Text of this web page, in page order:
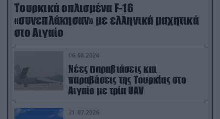
Τουρκικά οπλισμένα F-16
«συνεπλάκησαν» με ελληνικά μαχητικά
στο Αιγαίο
06.08.2026
Νέες παραβιάσεις και
παραβάσεις της Τουρκίας στο
Αιγαίο με τρία UAV
31.07.2026